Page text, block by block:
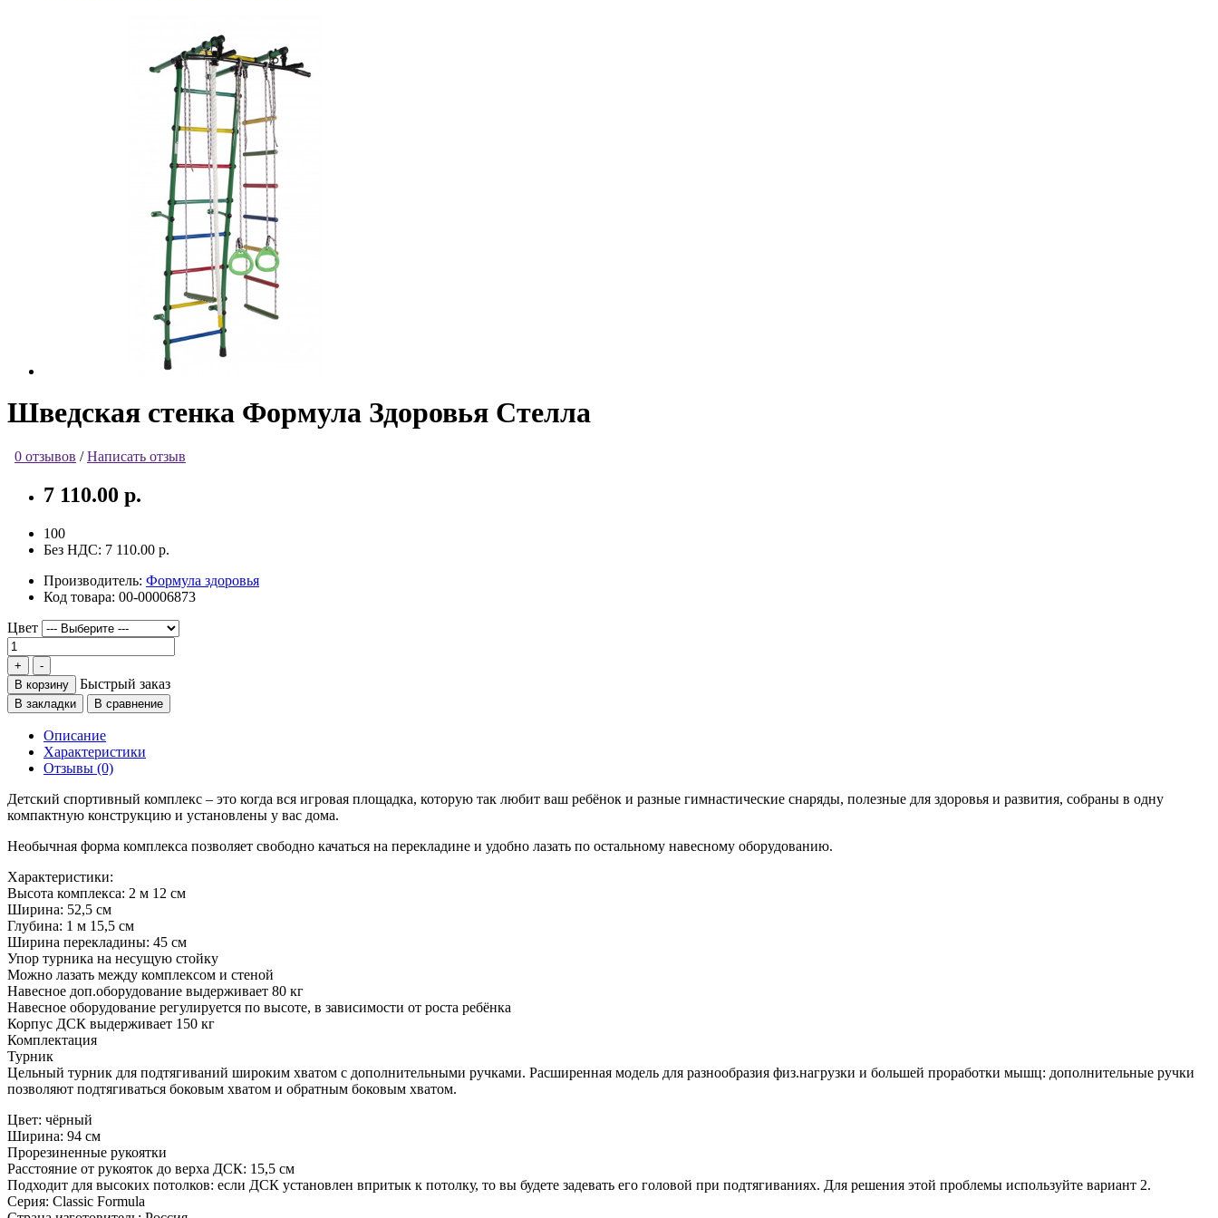
Шведская стенка Формула Здоровья Стелла
0 отзывов /Написать отзыв
7 110.00 р.
100
Без НДС: 7 110.00 р.
Производитель: Формула здоровья
Код товара: 00-00006873
Цвет
В корзину Быстрый заказ
В закладки В сравнение
Описание
Характеристики
Отзывы (0)
Детский спортивный комплекс – это когда вся игровая площадка, которую так любит ваш ребёнок и разные гимнастические снаряды, полезные для здоровья и развития, собраны в одну
компактную конструкцию и установлены у вас дома.
Необычная форма комплекса позволяет свободно качаться на перекладине и удобно лазать по остальному навесному оборудованию.
Характеристики:
Высота комплекса: 2 м 12 см
Ширина: 52,5 см
Глубина: 1 м 15,5 см
Ширина перекладины: 45 см
Упор турника на несущую стойку
Можно лазать между комплексом и стеной
Навесное доп.оборудование выдерживает 80 кг
Навесное оборудование регулируется по высоте, в зависимости от роста ребёнка
Корпус ДСК выдерживает 150 кг
Комплектация
Турник
Цельный турник для подтягиваний широким хватом с дополнительными ручками. Расширенная модель для разнообразия физ.нагрузки и большей проработки мышц: дополнительные ручки
позволяют подтягиваться боковым хватом и обратным боковым хватом.
Цвет: чёрный
Ширина: 94 см
Прорезиненные рукоятки
Расстояние от рукояток до верха ДСК: 15,5 см
Подходит для высоких потолков: если ДСК установлен впритык к потолку, то вы будете задевать его головой при подтягиваниях. Для решения этой проблемы используйте вариант 2.
Серия: Classic Formula